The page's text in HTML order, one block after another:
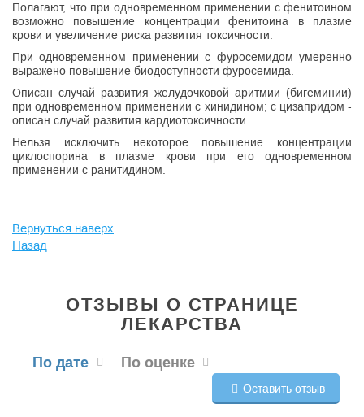
Полагают, что при одновременном применении с фенитоином
возможно повышение концентрации фенитоина в плазме
крови и увеличение риска развития токсичности.
При одновременном применении с фуросемидом умеренно
выражено повышение биодоступности фуросемида.
Описан случай развития желудочковой аритмии (бигеминии)
при одновременном применении с хинидином; с цизапридом -
описан случай развития кардиотоксичности.
Нельзя исключить некоторое повышение концентрации
циклоспорина в плазме крови при его одновременном
применении с ранитидином.
Вернуться наверх
Назад
ОТЗЫВЫ О СТРАНИЦЕ
ЛЕКАРСТВА
По дате По оценке
Оставить отзыв